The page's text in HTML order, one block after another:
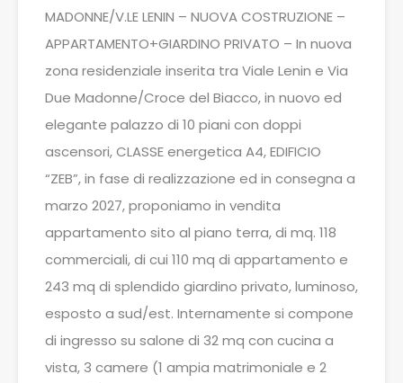
MADONNE/V.LE LENIN – NUOVA COSTRUZIONE –
APPARTAMENTO+GIARDINO PRIVATO – In nuova
zona residenziale inserita tra Viale Lenin e Via
Due Madonne/Croce del Biacco, in nuovo ed
elegante palazzo di 10 piani con doppi
ascensori, CLASSE energetica A4, EDIFICIO
“ZEB”, in fase di realizzazione ed in consegna a
marzo 2027, proponiamo in vendita
appartamento sito al piano terra, di mq. 118
commerciali, di cui 110 mq di appartamento e
243 mq di splendido giardino privato, luminoso,
esposto a sud/est. Internamente si compone
di ingresso su salone di 32 mq con cucina a
vista, 3 camere (1 ampia matrimoniale e 2